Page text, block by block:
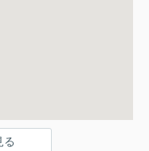
る